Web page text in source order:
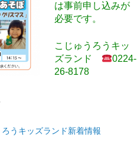
は事前申し込みが
必要です。
こじゅうろうキッ
ズランド
0224-
26-8178
ろうキッズランド新着情報